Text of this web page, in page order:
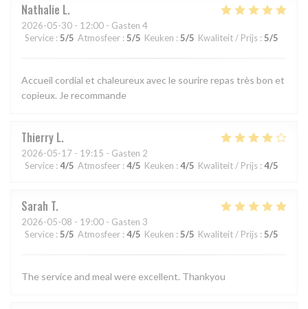
Nathalie L
2026-05-30 - 12:00 - Gasten 4
Service : 5/5 Atmosfeer : 5/5 Keuken : 5/5 Kwaliteit / Prijs : 5/5
Accueil cordial et chaleureux avec le sourire repas très bon et
copieux. Je recommande
Thierry L
2026-05-17 - 19:15 - Gasten 2
Service : 4/5 Atmosfeer : 4/5 Keuken : 4/5 Kwaliteit / Prijs : 4/5
Sarah T
2026-05-08 - 19:00 - Gasten 3
Service : 5/5 Atmosfeer : 4/5 Keuken : 5/5 Kwaliteit / Prijs : 5/5
The service and meal were excellent. Thankyou